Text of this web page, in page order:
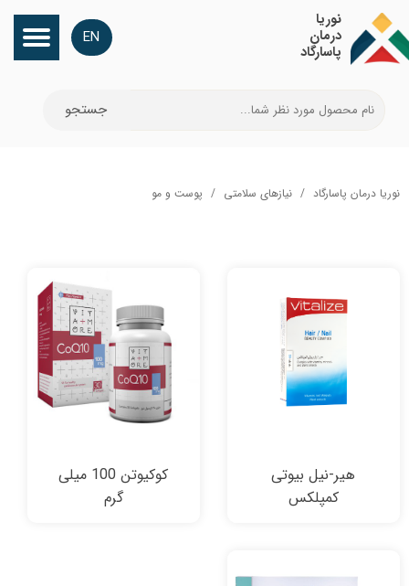
​نوریا
درمان
پاسارگاد
جستجو
EN
نوریا درمان پاسارگاد نیازهای سلامتی پوست و مو
هیر-نیل بیوتی
کمپلکس
کوکیوتن 100 میلی
گرم